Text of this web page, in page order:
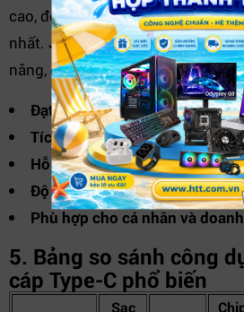
cao, độ ổn định và độ an toàn
nhất. JASOZ D122mang đến sự
năng, độ bền và khả năng tương
Đạt chuẩn sạc nhanh hiện đại.
Tích hợp chip E-Marker bảo
Hỗ trợ công suất lớn 100W.
Độ bền cao, sử dụng lâu dài.
Phù hợp cho cá nhân và
5. Bảng so sánh công
cáp Type-C phổ biến
Sạc